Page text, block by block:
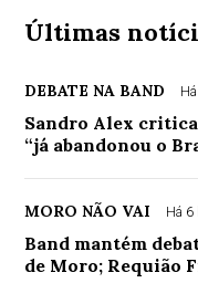
Últimas
DEBATE NA BAND
Sandro Alex critica
“já abandonou o
MORO NÃO VAI Há 6
Band mantém
de Moro; Requião